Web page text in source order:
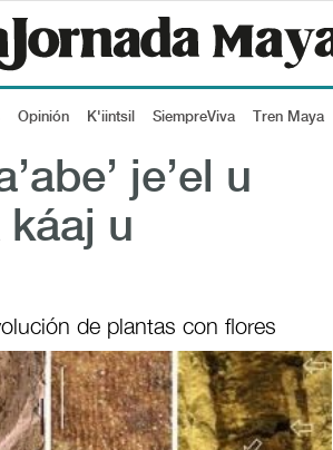
Opinión K'iintsil SiempreViva Tren Maya
je’el u
káaj u
de plantas con flores